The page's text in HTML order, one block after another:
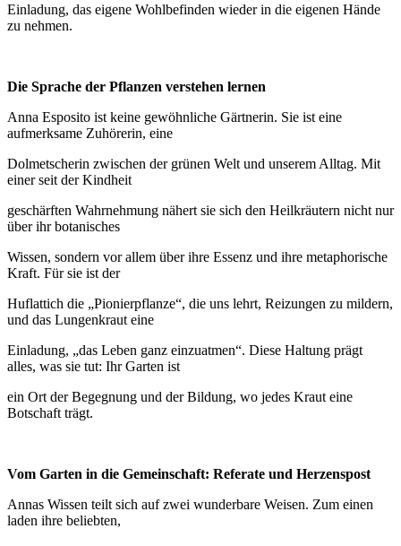
Einladung, das eigene Wohlbefinden wieder in die eigenen Hände
zu nehmen.
Die Sprache der Pflanzen verstehen lernen
Anna Esposito ist keine gewöhnliche Gärtnerin. Sie ist eine
aufmerksame Zuhörerin, eine
Dolmetscherin zwischen der grünen Welt und unserem Alltag. Mit
einer seit der Kindheit
geschärften Wahrnehmung nähert sie sich den Heilkräutern nicht nur
über ihr botanisches
Wissen, sondern vor allem über ihre Essenz und ihre metaphorische
Kraft. Für sie ist der
Huflattich die „Pionierpflanze“, die uns lehrt, Reizungen zu mildern,
und das Lungenkraut eine
Einladung, „das Leben ganz einzuatmen“. Diese Haltung prägt
alles, was sie tut: Ihr Garten ist
ein Ort der Begegnung und der Bildung, wo jedes Kraut eine
Botschaft trägt.
Vom Garten in die Gemeinschaft: Referate und Herzenspost
Annas Wissen teilt sich auf zwei wunderbare Weisen. Zum einen
laden ihre beliebten,